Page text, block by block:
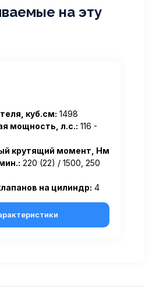
на эту
куб.см: 1498
мощность, л.с.: 116 -
крутящий момент, Нм
220 (22) / 1500, 250
на цилиндр: 4